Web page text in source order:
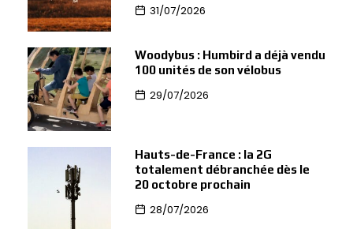
31/07/2026
Woodybus : Humbird a déjà vendu
100 unités de son vélobus
29/07/2026
Hauts-de-France : la 2G
totalement débranchée dès le
20 octobre prochain
28/07/2026